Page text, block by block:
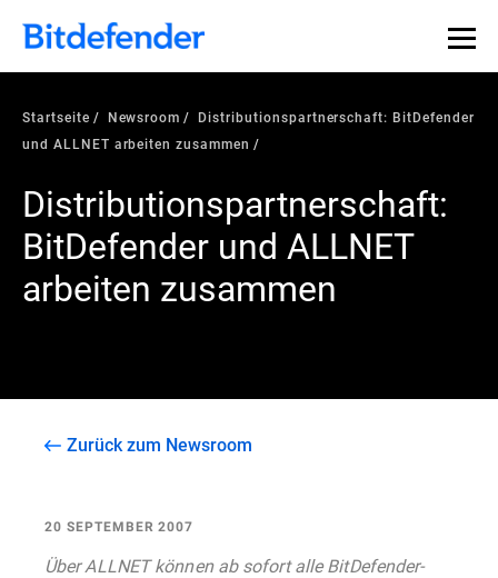
Startseite Newsroom
Distributionspartnerschaft: BitDefender
und ALLNET arbeiten zusammen
Distributionspartnerschaft:
BitDefender und ALLNET
arbeiten zusammen
Zurück zum Newsroom
20 SEPTEMBER 2007
Über ALLNET können ab sofort alle BitDefender-